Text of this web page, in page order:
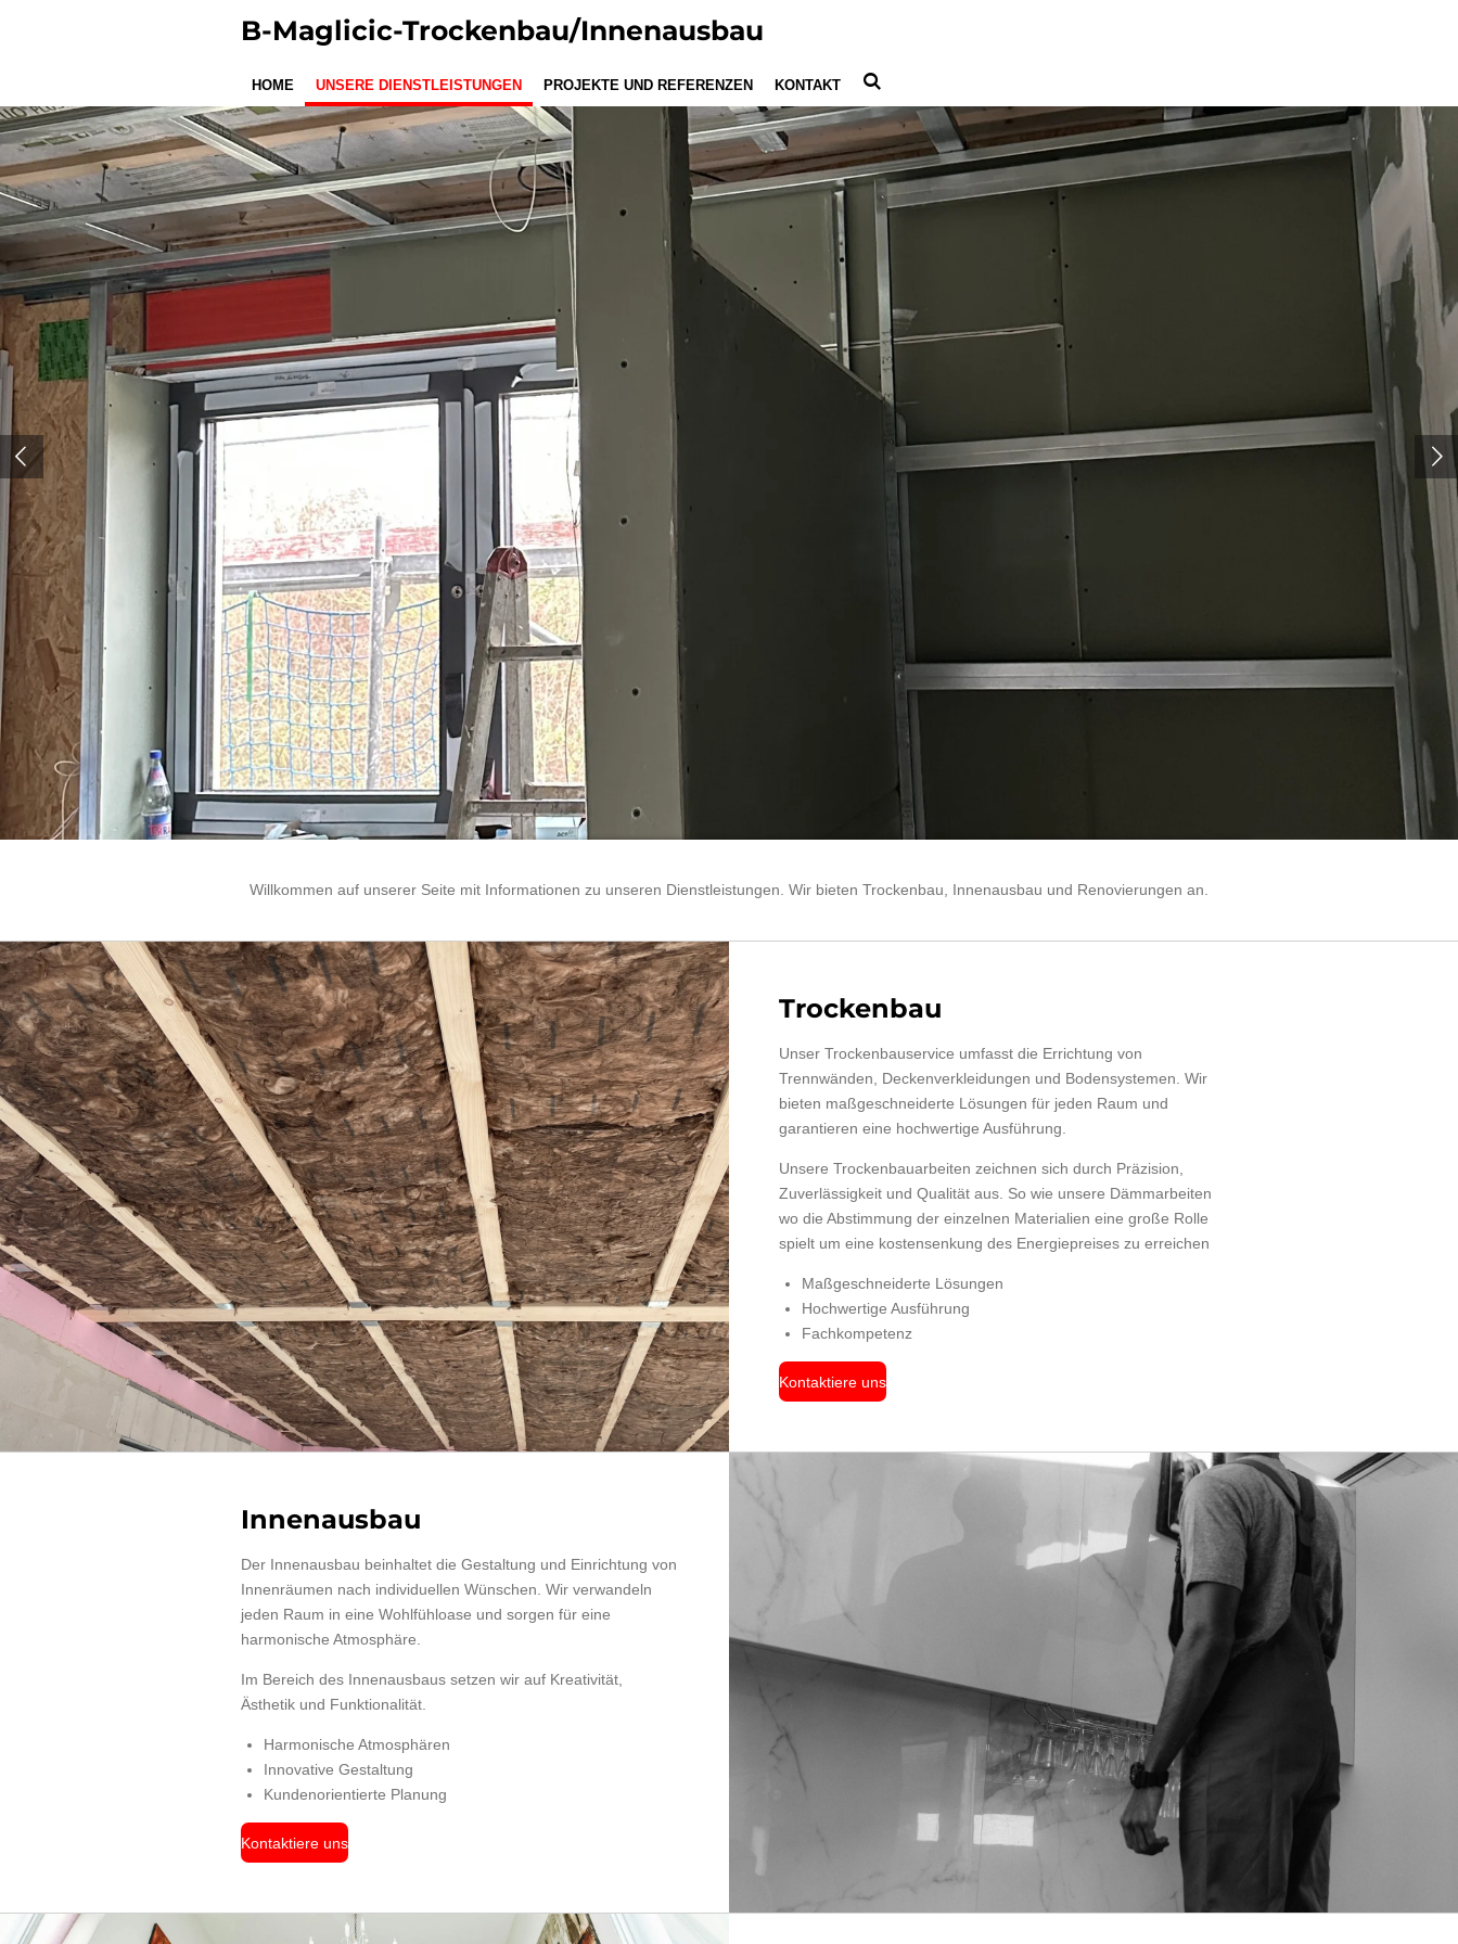
B-Maglicic-Trockenbau/Innenausbau
HOME UNSERE DIENSTLEISTUNGEN PROJEKTE UND REFERENZEN KONTAKT
Willkommen auf unserer Seite mit Informationen zu unseren Dienstleistungen. Wir bieten Trockenbau, Innenausbau und Renovierungen an.
Trockenbau
Unser Trockenbauservice umfasst die Errichtung von
Trennwänden, Deckenverkleidungen und Bodensystemen. Wir
bieten maßgeschneiderte Lösungen für jeden Raum und
garantieren eine hochwertige Ausführung.
Unsere Trockenbauarbeiten zeichnen sich durch Präzision,
Zuverlässigkeit und Qualität aus. So wie unsere Dämmarbeiten
wo die Abstimmung der einzelnen Materialien eine große Rolle
spielt um eine kostensenkung des Energiepreises zu erreichen
Maßgeschneiderte Lösungen
Hochwertige Ausführung
Fachkompetenz
Kontaktiere uns
Innenausbau
Der Innenausbau beinhaltet die Gestaltung und Einrichtung von
Innenräumen nach individuellen Wünschen. Wir verwandeln
jeden Raum in eine Wohlfühloase und sorgen für eine
harmonische Atmosphäre.
Im Bereich des Innenausbaus setzen wir auf Kreativität,
Ästhetik und Funktionalität.
Harmonische Atmosphären
Innovative Gestaltung
Kundenorientierte Planung
Kontaktiere uns